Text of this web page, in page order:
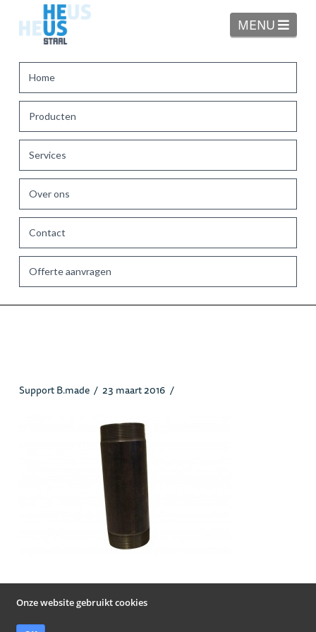
Onze website gebruikt cookies
MENU
Home
Producten
Services
Over ons
Contact
Offerte aanvragen
Support B.made 23 maart 2016